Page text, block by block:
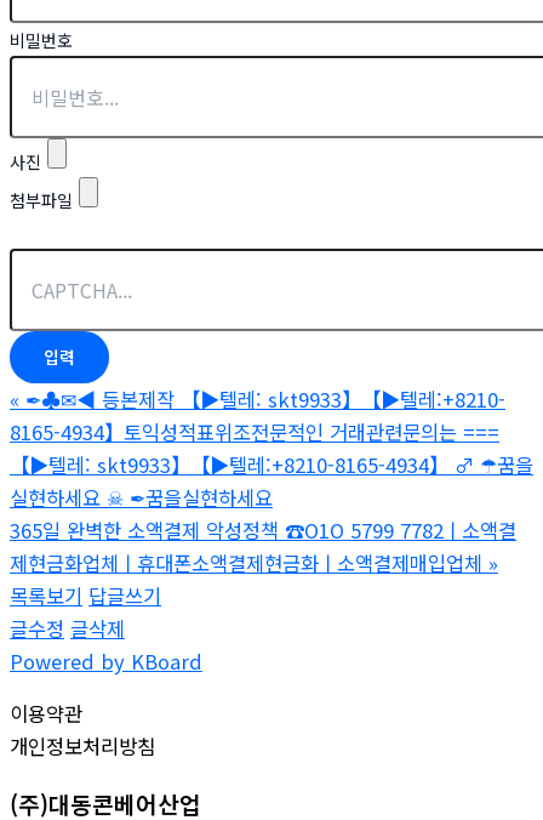
비밀번호
사진
첨부파일
« ✒♣✉◀ 등본제작 【▶텔레: skt9933】【▶텔레:+8210-
8165-4934】토익성적표위조전문적인 거래관련문의는 ===
【▶텔레: skt9933】【▶텔레:+8210-8165-4934】 ♂ ☂꿈을
실현하세요 ☠ ✒꿈을실현하세요
365일 완벽한 소액결제 악성정책 ☎O1O 5799 7782ㅣ소액결
제현금화업체ㅣ휴대폰소액결제현금화ㅣ소액결제매입업체 »
목록보기 답글쓰기
글수정 글삭제
Powered by KBoard
이용약관
개인정보처리방침
(주)대동콘베어산업